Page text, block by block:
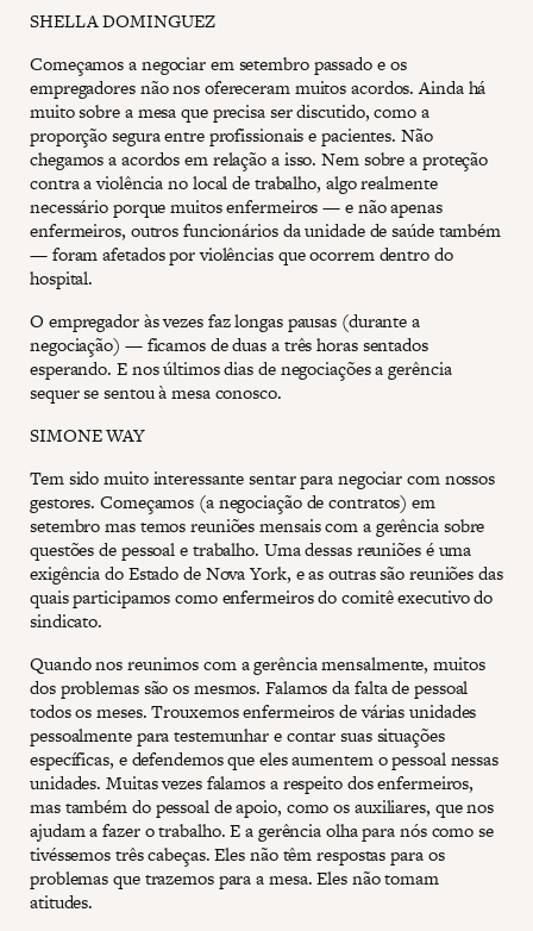
SHELLA DOMINGUEZ
Começamos a negociar em setembro passado e os
empregadores não nos ofereceram muitos acordos. Ainda há
muito sobre a mesa que precisa ser discutido, como a
proporção segura entre profissionais e pacientes. Não
chegamos a acordos em relação a isso. Nem sobre a proteção
contra a violência no local de trabalho, algo realmente
necessário porque muitos enfermeiros — e não apenas
enfermeiros, outros funcionários da unidade de saúde também
— foram afetados por violências que ocorrem dentro do
hospital.
O empregador às vezes faz longas pausas (durante a
negociação) — ficamos de duas a três horas sentados
esperando. E nos últimos dias de negociações a gerência
sequer se sentou à mesa conosco.
SIMONE WAY
Tem sido muito interessante sentar para negociar com nossos
gestores. Começamos (a negociação de contratos) em
setembro mas temos reuniões mensais com a gerência sobre
questões de pessoal e trabalho. Uma dessas reuniões é uma
exigência do Estado de Nova York, e as outras são reuniões das
quais participamos como enfermeiros do comitê executivo do
sindicato.
Quando nos reunimos com a gerência mensalmente, muitos
dos problemas são os mesmos. Falamos da falta de pessoal
todos os meses. Trouxemos enfermeiros de várias unidades
pessoalmente para testemunhar e contar suas situações
específicas, e defendemos que eles aumentem o pessoal nessas
unidades. Muitas vezes falamos a respeito dos enfermeiros,
mas também do pessoal de apoio, como os auxiliares, que nos
ajudam a fazer o trabalho. E a gerência olha para nós como se
tivéssemos três cabeças. Eles não têm respostas para os
problemas que trazemos para a mesa. Eles não tomam
atitudes.